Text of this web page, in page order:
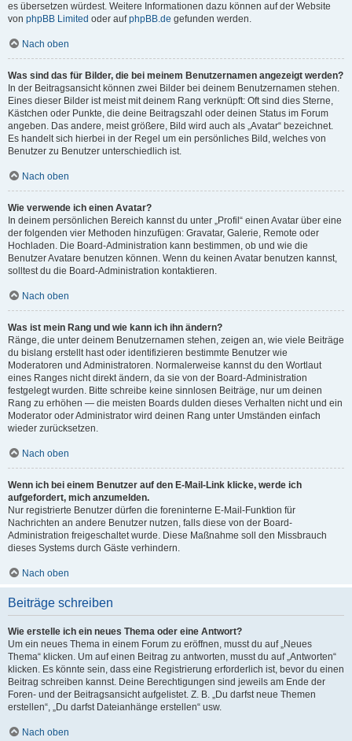
es übersetzen würdest. Weitere Informationen dazu können auf der Website
von phpBB Limited oder aufphpBB.de gefunden werden.
Nach oben
Was sind das für Bilder, die bei meinem Benutzernamen angezeigt werden?
In der Beitragsansicht können zwei Bilder bei deinem Benutzernamen stehen.
Eines dieser Bilder ist meist mit deinem Rang verknüpft: Oft sind dies Sterne,
Kästchen oder Punkte, die deine Beitragszahl oder deinen Status im Forum
angeben. Das andere, meist größere, Bild wird auch als „Avatar“ bezeichnet.
Es handelt sich hierbei in der Regel um ein persönliches Bild, welches von
Benutzer zu Benutzer unterschiedlich ist.
Nach oben
Wie verwende ich einen Avatar?
In deinem persönlichen Bereich kannst du unter „Profil“ einen Avatar über eine
der folgenden vier Methoden hinzufügen: Gravatar, Galerie, Remote oder
Hochladen. Die Board-Administration kann bestimmen, ob und wie die
Benutzer Avatare benutzen können. Wenn du keinen Avatar benutzen kannst,
solltest du die Board-Administration kontaktieren.
Nach oben
Was ist mein Rang und wie kann ich ihn ändern?
Ränge, die unter deinem Benutzernamen stehen, zeigen an, wie viele Beiträge
du bislang erstellt hast oder identifizieren bestimmte Benutzer wie
Moderatoren und Administratoren. Normalerweise kannst du den Wortlaut
eines Ranges nicht direkt ändern, da sie von der Board-Administration
festgelegt wurden. Bitte schreibe keine sinnlosen Beiträge, nur um deinen
Rang zu erhöhen — die meisten Boards dulden dieses Verhalten nicht und ein
Moderator oder Administrator wird deinen Rang unter Umständen einfach
wieder zurücksetzen.
Nach oben
Wenn ich bei einem Benutzer auf den E-Mail-Link klicke, werde ich
aufgefordert, mich anzumelden.
Nur registrierte Benutzer dürfen die foreninterne E-Mail-Funktion für
Nachrichten an andere Benutzer nutzen, falls diese von der Board-
Administration freigeschaltet wurde. Diese Maßnahme soll den Missbrauch
dieses Systems durch Gäste verhindern.
Nach oben
Beiträge schreiben
Wie erstelle ich ein neues Thema oder eine Antwort?
Um ein neues Thema in einem Forum zu eröffnen, musst du auf „Neues
Thema“ klicken. Um auf einen Beitrag zu antworten, musst du auf „Antworten“
klicken. Es könnte sein, dass eine Registrierung erforderlich ist, bevor du einen
Beitrag schreiben kannst. Deine Berechtigungen sind jeweils am Ende der
Foren- und der Beitragsansicht aufgelistet. Z. B. „Du darfst neue Themen
erstellen“, „Du darfst Dateianhänge erstellen“ usw.
Nach oben